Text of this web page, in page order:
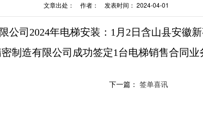
文章出处： 作者： 发表时间： 2024-04-01
司2024年电梯安装：1月2日含山县安徽
制造有限公司成功签定1台电梯销售合同业
下一篇： 签单喜讯